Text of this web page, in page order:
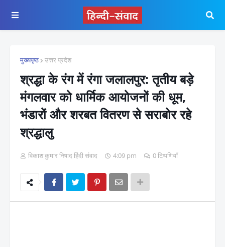
मुख्यपृष्ठ उत्तर प्रदेश
श्रद्धा के रंग में रंगा जलालपुर: तृतीय बड़े
मंगलवार को धार्मिक आयोजनों की धूम,
भंडारों और शरबत वितरण से सराबोर रहे
श्रद्धालु
विकाश कुमार निषाद हिंदी संवाद 4:09 pm 0 टिप्पणियाँ